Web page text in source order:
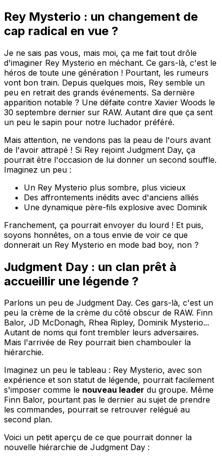
Rey Mysterio : un changement de
cap radical en vue ?
Je ne sais pas vous, mais moi, ça me fait tout drôle
d'imaginer Rey Mysterio en méchant. Ce gars-là, c'est le
héros de toute une génération ! Pourtant, les rumeurs
vont bon train. Depuis quelques mois, Rey semble un
peu en retrait des grands événements. Sa dernière
apparition notable ? Une défaite contre Xavier Woods le
30 septembre dernier sur RAW. Autant dire que ça sent
un peu le sapin pour notre luchador préféré.
Mais attention, ne vendons pas la peau de l'ours avant
de l'avoir attrapé ! Si Rey rejoint Judgment Day, ça
pourrait être l'occasion de lui donner un second souffle.
Imaginez un peu :
Un Rey Mysterio plus sombre, plus vicieux
Des affrontements inédits avec d'anciens alliés
Une dynamique père-fils explosive avec Dominik
Franchement, ça pourrait envoyer du lourd ! Et puis,
soyons honnêtes, on a tous envie de voir ce que
donnerait un Rey Mysterio en mode bad boy, non ?
Judgment Day : un clan prêt à
accueillir une légende ?
Parlons un peu de Judgment Day. Ces gars-là, c'est un
peu la crème de la crème du côté obscur de RAW. Finn
Balor, JD McDonagh, Rhea Ripley, Dominik Mysterio...
Autant de noms qui font trembler leurs adversaires.
Mais l'arrivée de Rey pourrait bien chambouler la
hiérarchie.
Imaginez un peu le tableau : Rey Mysterio, avec son
expérience et son statut de légende, pourrait facilement
s'imposer comme le nouveau leader du groupe. Même
Finn Balor, pourtant pas le dernier au sujet de prendre
les commandes, pourrait se retrouver relégué au
second plan.
Voici un petit aperçu de ce que pourrait donner la
nouvelle hiérarchie de Judgment Day :